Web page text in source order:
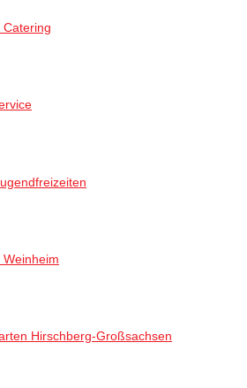
Catering
Hirschberg-Großsachsen